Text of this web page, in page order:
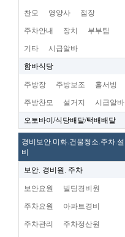
찬모 영양사 점장
주차안내 장치 부부팀
기타 시급알바
함바식당
주방장 주방보조 홀서빙
주방찬모 설거지 시급알바
오토바이/식당배달/택배배달
경비보안.미화.건물청소.주차.설
비
보안. 경비원. 주차
보안요원 빌딩경비원
주차요원 아파트경비
주차관리 주차정산원